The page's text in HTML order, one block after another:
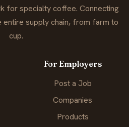
for specialty coffee. Connecting
supply chain, from farm to
cup.
For Employers
Post a Job
Companies
Products